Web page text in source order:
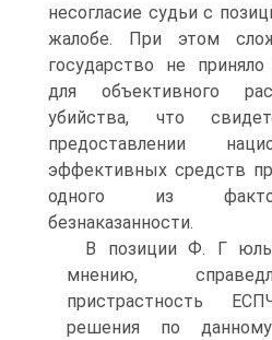
несогласие судьи с
жалобе. При этом
государство не
для объективного
убийства, что
предоставлении
эффективных средств
одного из
безнаказанности.
В позиции Ф. Г
мнению,
пристрастность
решения по